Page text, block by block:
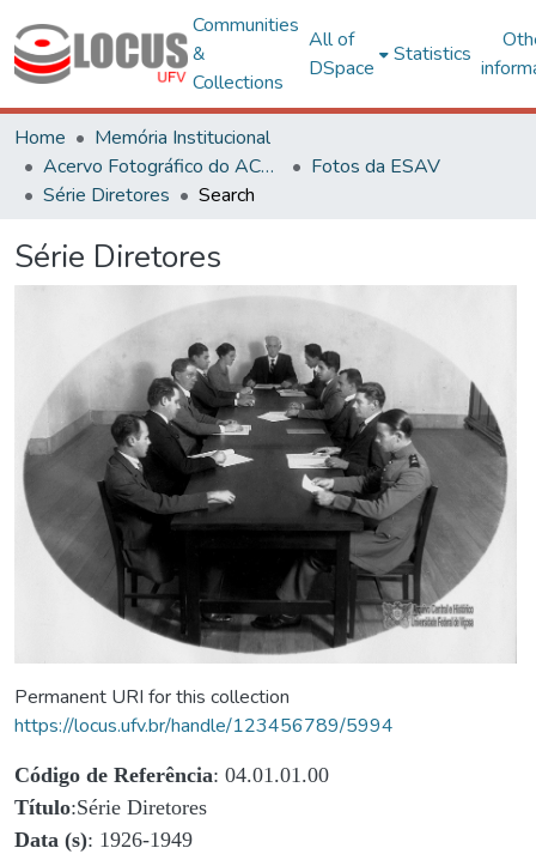
Communities
&
Collections
All of
DSpace
Statistics
Home
Memória Institucional
Acervo Fotográfico do ACH-UFV
Fotos da ESAV
Série Diretores
Search
Série Diretores
Permanent URI for this collection
https://locus.ufv.br/handle/123456789/5994
Código de Referência: 04.01.01.00
Título:Série Diretores
Data (s): 1926-1949